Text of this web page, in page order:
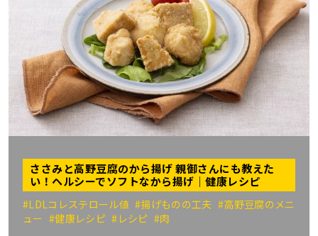
ささみと高野豆腐のから揚げ 親御さんにも教えた
い！ヘルシーでソフトなから揚げ｜健康レシピ
#LDLコレステロール値#揚げものの工夫#高野豆腐のメニ
ュー #健康レシピ#レシピ #肉